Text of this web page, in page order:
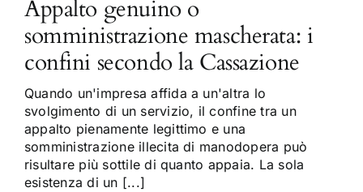
Appalto genuino o
somministrazione mascherata: i
confini secondo la Cassazione
Quando un'impresa affida a un'altra lo
svolgimento di un servizio, il confine tra un
appalto pienamente legittimo e una
somministrazione illecita di manodopera può
risultare più sottile di quanto appaia. La sola
esistenza di un [...]